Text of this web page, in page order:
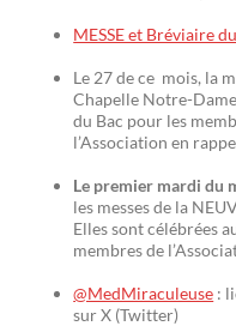
MESSE et Bréviaire
Le 27 de ce mois, la
Chapelle Notre-
du Bac pour les
l’Association en
Le premier mardi du
les messes de la
Elles sont célébrées
membres de
@MedMiraculeuse :
sur X (Twitter)